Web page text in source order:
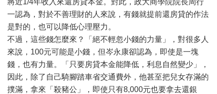
將近1/4年收入來還房貸本金。對此，政大商學院院長周行
一認為，對於不善理財的人來說，有錢就提前還房貸的作法
是對的，也可以降低心理壓力。
不過，這些錢怎麼來？「絕不輕忽小錢的力量」，對很多人
來說，100元可能是小錢，但岑永康卻認為，即使是一塊
錢，也有力量。「只要房貸本金能降低，利息自然變少」，
因此，除了自己騎腳踏車省交通費外，他甚至把兒女存滿的
撲滿，拿來「殺豬公」，即使只有8,000元也要拿去還銀